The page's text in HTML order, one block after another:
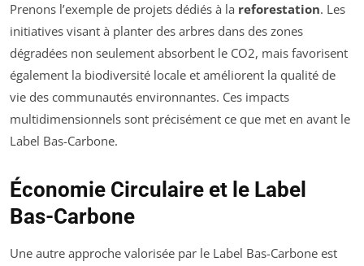
Prenons l’exemple de projets dédiés à la reforestation. Les
initiatives visant à planter des arbres dans des zones
dégradées non seulement absorbent le CO2, mais favorisent
également la biodiversité locale et améliorent la qualité de
vie des communautés environnantes. Ces impacts
multidimensionnels sont précisément ce que met en avant le
Label Bas-Carbone.
Économie Circulaire et le Label
Bas-Carbone
Une autre approche valorisée par le Label Bas-Carbone est